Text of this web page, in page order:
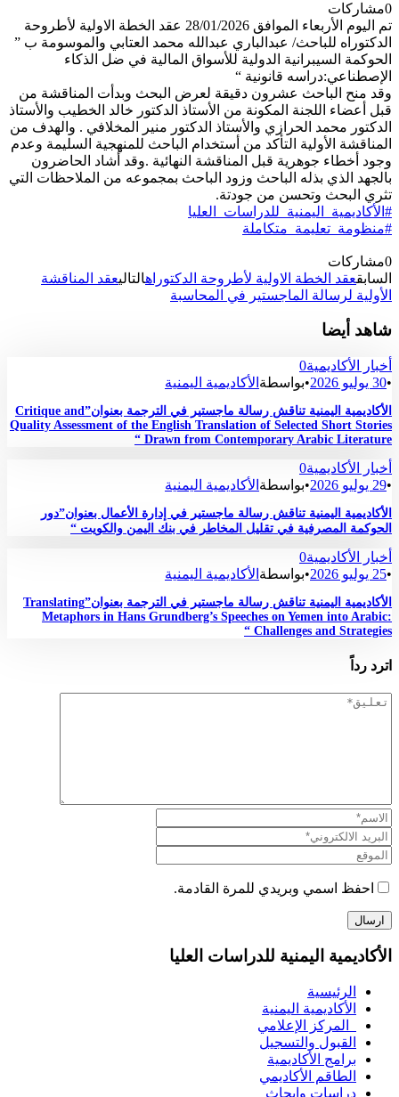
0مشاركات
تم اليوم الأربعاء الموافق 28/01/2026 عقد الخطة الاولية لأطروحة
الدكتوراه للباحث/ عبدالباري عبدالله محمد العتابي والموسومة ب ”
الحوكمة السيبرانية الدولية للأسواق المالية في ضل الذكاء
الإصطناعي:دراسه قانونية “
وقد منح الباحث عشرون دقيقة لعرض البحث وبدأت المناقشة من
قبل أعضاء اللجنة المكونة من الأستاذ الدكتور خالد الخطيب والأستاذ
الدكتور محمد الحرازي والأستاذ الدكتور منير المخلافي . والهدف من
المناقشة الأولية التأكد من أستخدام الباحث للمنهجية السليمة وعدم
وجود أخطاء جوهرية قبل المناقشة النهائية .وقد أشاد الحاضرون
بالجهد الذي بذله الباحث وزود الباحث بمجموعه من الملاحظات التي
تثري البحث وتحسن من جودتة.
#الأكاديمية_اليمنية_للدراسات_العليا
#منظومة_تعليمة_متكاملة
0مشاركات
السابقعقد الخطة الاولية لأطروحة الدكتوراهالتاليعقد المناقشة
الأولية لرسالة الماجستير في المحاسبة
شاهد أيضا
أخبار الأكاديمية0
•30 يوليو 2026 •بواسطة الأكاديمية اليمنية
الأكاديمية اليمنية تناقش رسالة ماجستير في الترجمة بعنوان”Critique and
Quality Assessment of the English Translation of Selected Short Stories
Drawn from Contemporary Arabic Literature “
أخبار الأكاديمية0
•29 يوليو 2026 •بواسطة الأكاديمية اليمنية
الأكاديمية اليمنية تناقش رسالة ماجستير في إدارة الأعمال بعنوان”دور
الحوكمة المصرفية في تقليل المخاطر في بنك اليمن والكويت “
أخبار الأكاديمية0
•25 يوليو 2026 •بواسطة الأكاديمية اليمنية
الأكاديمية اليمنية تناقش رسالة ماجستير في الترجمة بعنوان”Translating
Metaphors in Hans Grundberg’s Speeches on Yemen into Arabic:
Challenges and Strategies “
اترد رداً
احفظ اسمي وبريدي للمرة القادمة.
الأكاديمية اليمنية للدراسات العليا
الرئيسية
الأكاديمية اليمنية
المركز الإعلامي
القبول والتسجيل
برامج الأكاديمية
الطاقم الأكاديمي
دراسات وابحاث